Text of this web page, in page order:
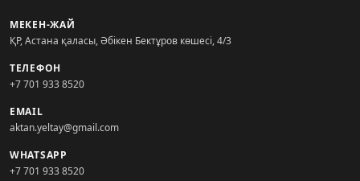
МЕКЕН-ЖАЙ
ҚР, Астана қаласы, Әбікен Бектұров көшесі, 4/3
ТЕЛЕФОН
+7 701 933 8520
EMAIL
aktan.yeltay@gmail.com
WHATSAPP
+7 701 933 8520